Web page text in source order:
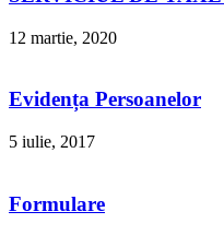
12 martie, 2020
Evidența Persoanelor
5 iulie, 2017
Formulare